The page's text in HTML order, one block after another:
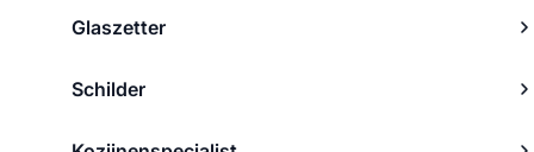
Glaszetter
Schilder